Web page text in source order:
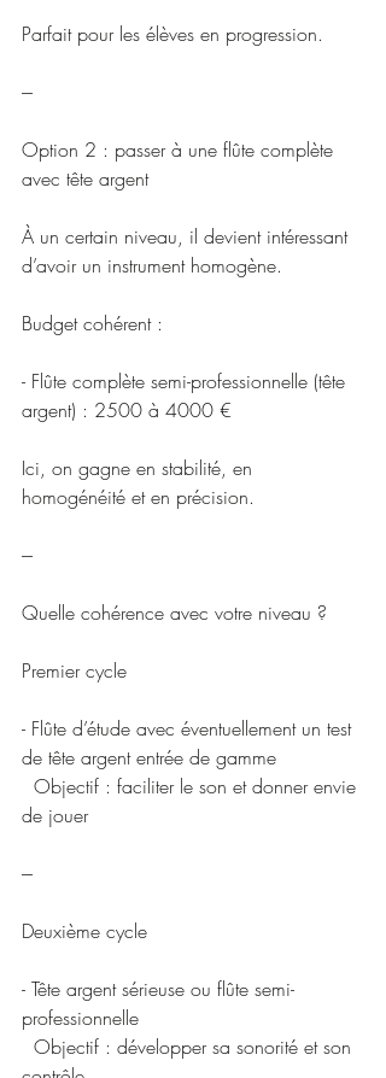
Parfait pour les élèves en progression.
---
Option 2 : passer à une flûte complète
avec tête argent
À un certain niveau, il devient intéressant
d’avoir un instrument homogène.
Budget cohérent :
- Flûte complète semi-professionnelle (tête
argent) : 2500 à 4000 €
Ici, on gagne en stabilité, en
homogénéité et en précision.
---
Quelle cohérence avec votre niveau ?
Premier cycle
- Flûte d’étude avec éventuellement un test
de tête argent entrée de gamme
de jouer
---
Deuxième cycle
- Tête argent sérieuse ou flûte semi-
professionnelle